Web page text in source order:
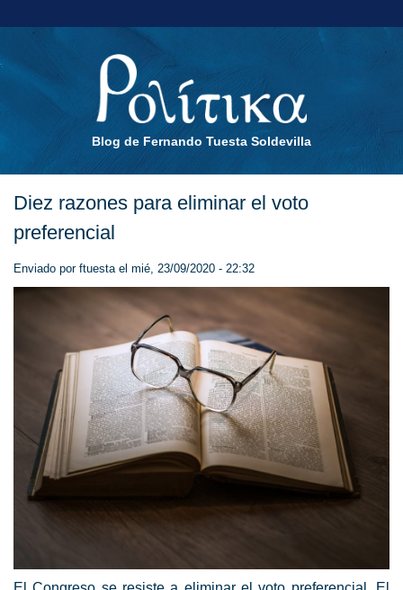
Blog de Fernando Tuesta Soldevilla
Diez razones para eliminar el voto
preferencial
Enviado por ftuestael mié, 23/09/2020 - 22:32